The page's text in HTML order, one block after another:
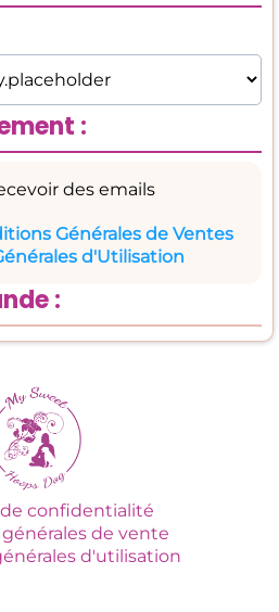
:
des emails
Générales de Ventes
d'Utilisation
:
confidentialité
de vente
d'utilisation